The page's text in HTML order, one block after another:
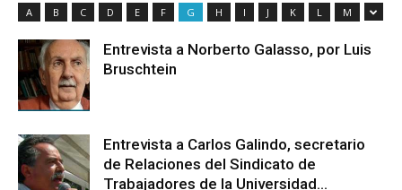
A B C D E F G H I J K L M
Entrevista a Norberto Galasso, por Luis
Bruschtein
Entrevista a Carlos Galindo, secretario
de Relaciones del Sindicato de
Trabajadores de la Universidad...